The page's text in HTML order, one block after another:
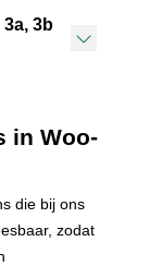
3b
in Woo-
die bij ons
zodat